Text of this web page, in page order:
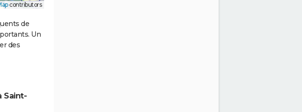
contributors
de
Un
des
Saint-